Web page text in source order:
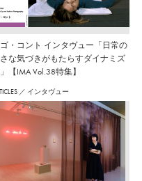
・コント インタヴュー「日常の
な気づきがもたらすダイナミズ
【IMA Vol.38特集】
／ インタヴュー